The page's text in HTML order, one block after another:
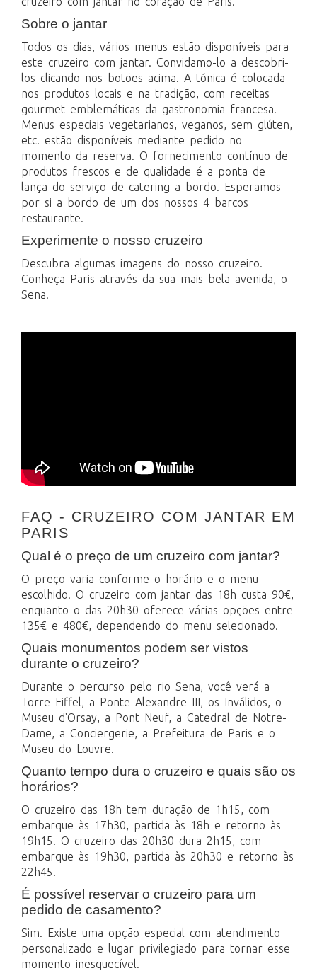
Sobre o jantar
Todos os dias, vários menus estão disponíveis para
este cruzeiro com jantar. Convidamo-lo a descobri-
los clicando nos botões acima. A tónica é colocada
nos produtos locais e na tradição, com receitas
gourmet emblemáticas da gastronomia francesa.
Menus especiais vegetarianos, veganos, sem glúten,
etc. estão disponíveis mediante pedido no
momento da reserva. O fornecimento contínuo de
produtos frescos e de qualidade é a ponta de
lança do serviço de catering a bordo. Esperamos
por si a bordo de um dos nossos 4 barcos
restaurante.
Experimente o nosso cruzeiro
Descubra algumas imagens do nosso cruzeiro.
Conheça Paris através da sua mais bela avenida, o
Sena!
FAQ - CRUZEIRO COM JANTAR EM
PARIS
Qual é o preço de um cruzeiro com jantar?
O preço varia conforme o horário e o menu
escolhido. O cruzeiro com jantar das 18h custa 90€,
enquanto o das 20h30 oferece várias opções entre
135€ e 480€, dependendo do menu selecionado.
Quais monumentos podem ser vistos
durante o cruzeiro?
Durante o percurso pelo rio Sena, você verá a
Torre Eiffel, a Ponte Alexandre III, os Inválidos, o
Museu d'Orsay, a Pont Neuf, a Catedral de Notre-
Dame, a Conciergerie, a Prefeitura de Paris e o
Museu do Louvre.
Quanto tempo dura o cruzeiro e quais são os
horários?
O cruzeiro das 18h tem duração de 1h15, com
embarque às 17h30, partida às 18h e retorno às
19h15. O cruzeiro das 20h30 dura 2h15, com
embarque às 19h30, partida às 20h30 e retorno às
22h45.
É possível reservar o cruzeiro para um
pedido de casamento?
Sim. Existe uma opção especial com atendimento
personalizado e lugar privilegiado para tornar esse
momento inesquecível.